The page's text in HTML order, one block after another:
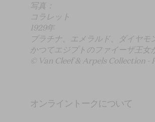
写真：
コラレット
1929年
プラチナ、エメラルド、ダイヤモ
かつてエジプトのファイーザ王女
© Van Cleef & Arpels Collection -
オンライントークについて